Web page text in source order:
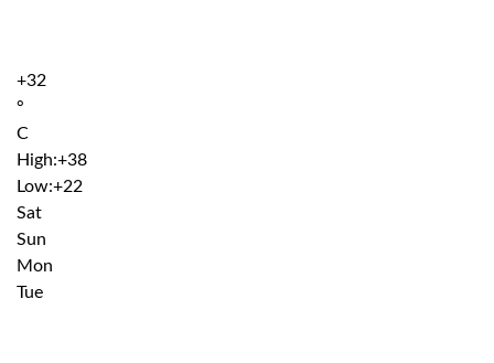
+32
°
C
High:+38
Low:+22
Sat
Sun
Mon
Tue